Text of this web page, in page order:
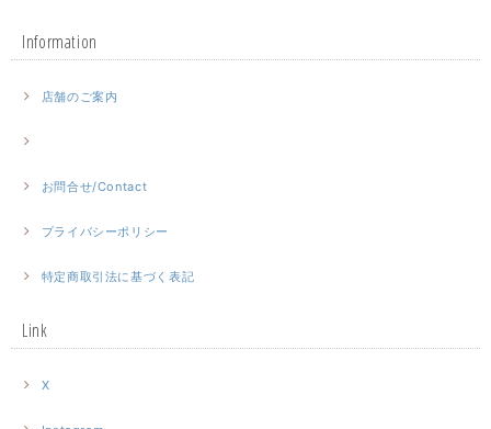
Information
店舗のご案内
お問合せ/Contact
プライバシーポリシー
特定商取引法に基づく表記
Link
X